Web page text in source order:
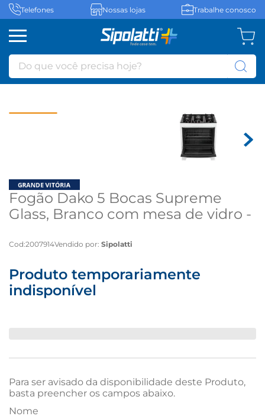
Telefones Nossas lojas Trabalhe conosco
Do que você precisa hoje?
Fogão Dako 5 Bocas Supreme
Glass, Branco com mesa de vidro -
Cod:2007914Vendido por: Sipolatti
Produto temporariamente
indisponível
Para ser avisado da disponibilidade deste Produto,
basta preencher os campos abaixo.